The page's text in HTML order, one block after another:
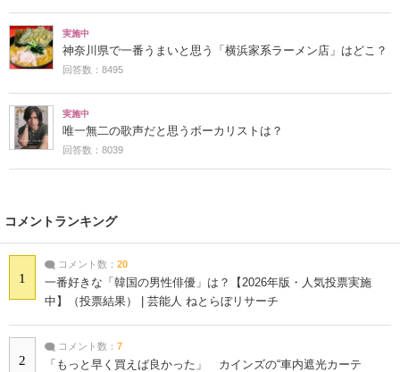
実施中
神奈川県で一番うまいと思う「横浜家系ラーメン店」はどこ？
回答数：8495
実施中
唯一無二の歌声だと思うボーカリストは？
回答数：8039
コメントランキング
1
コメント数： 20
一番好きな「韓国の男性俳優」は？【2026年版・人気投票実施
中】（投票結果） | 芸能人 ねとらぼリサーチ
2
コメント数： 7
「もっと早く買えば良かった」 カインズの“車内遮光カーテ